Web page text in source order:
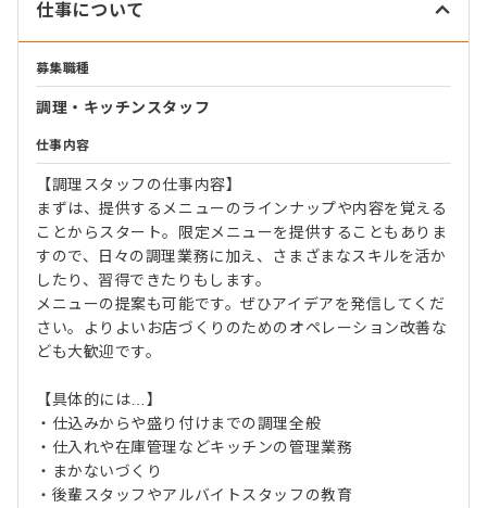
仕事について
募集職種
調理・キッチンスタッフ
仕事内容
【調理スタッフの仕事内容】
まずは、提供するメニューのラインナップや内容を覚える
ことからスタート。限定メニューを提供することもありま
すので、日々の調理業務に加え、さまざまなスキルを活か
したり、習得できたりもします。
メニューの提案も可能です。ぜひアイデアを発信してくだ
さい。よりよいお店づくりのためのオペレーション改善な
ども大歓迎です。
【具体的には…】
・仕込みからや盛り付けまでの調理全般
・仕入れや在庫管理などキッチンの管理業務
・まかないづくり
・後輩スタッフやアルバイトスタッフの教育